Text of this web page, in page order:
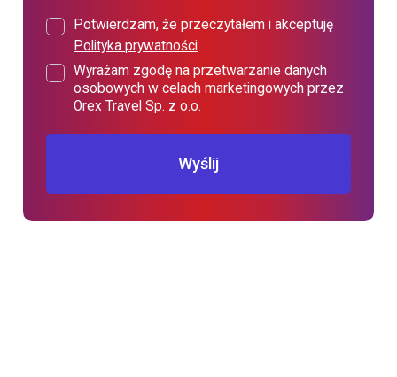
Potwierdzam, że przeczytałem i akceptuję
Polityka prywatności
Wyrażam zgodę na przetwarzanie danych
osobowych w celach marketingowych przez
Orex Travel Sp. z o.o.
Wyślij